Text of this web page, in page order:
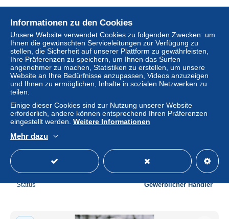
Laila Rouass as Amber Gates Footballers Wives Official
± 10,62 $
Status Gewerblicher Händler
Informationen zu den Cookies
Unsere Website verwendet Cookies zu folgenden Zwecken: um
Ihnen die gewünschten Serviceleitungen zur Verfügung zu
stellen, die Sicherheit auf unserer Plattform zu gewährleisten,
Ihre Präferenzen zu speichern, um Ihnen das Surfen
angenehmer zu machen, Statistiken zu erstellen, um unsere
Website an Ihre Bedürfnisse anzupassen, Videos anzuzeigen
und Ihnen zu ermöglichen, Inhalte in sozialen Netzwerken zu
teilen.
Einige dieser Cookies sind zur Nutzung unserer Website
erforderlich, andere können entsprechend Ihren Präferenzen
eingestellt werden. Weitere Informationen
Mehr dazu